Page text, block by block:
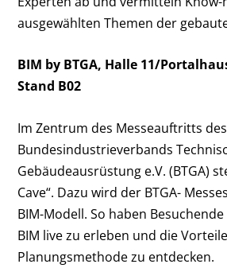
ausgewählten Themen der
BIM by BTGA, Halle 11/
Stand B02
Im Zentrum des Messeauftritts des
Bundesindustrieverbands
Gebäudeausrüstung e.V. (BTGA)
Cave“. Dazu wird der BTGA-
BIM-Modell. So haben
BIM live zu erleben und die
Planungsmethode zu entdecken.